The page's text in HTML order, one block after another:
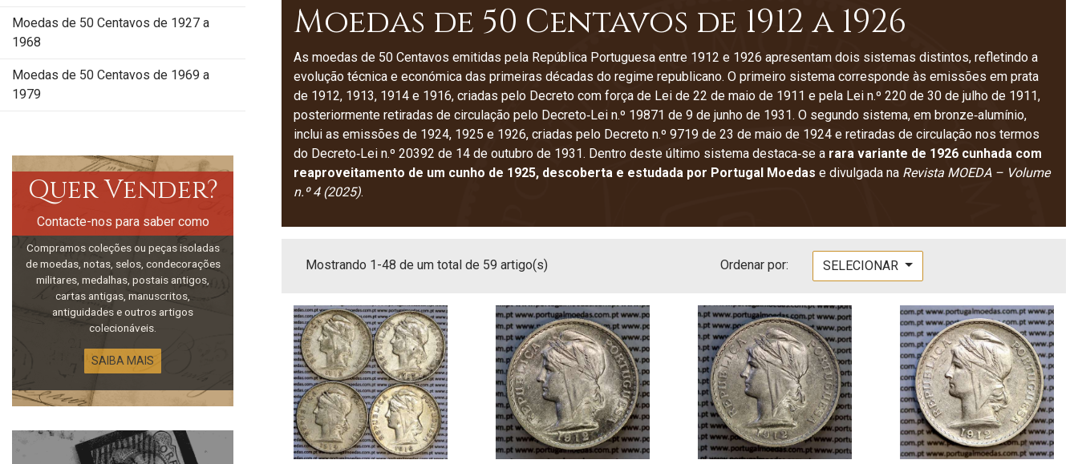
Moedas de 50 Centavos de 1927 a
1968
Moedas de 50 Centavos de 1969 a
1979
Quer Vender?
Contacte-nos para saber como
Compramos coleções ou peças isoladas
de moedas, notas, selos, condecorações
militares, medalhas, postais antigos,
cartas antigas, manuscritos,
antiguidades e outros artigos
colecionáveis.
SAIBA MAIS
Moedas de 50 Centavos de 1912 a 1926
As moedas de 50 Centavos emitidas pela República Portuguesa entre 1912 e 1926 apresentam dois sistemas distintos, refletindo a
evolução técnica e económica das primeiras décadas do regime republicano. O primeiro sistema corresponde às emissões em prata
de 1912, 1913, 1914 e 1916, criadas pelo Decreto com força de Lei de 22 de maio de 1911 e pela Lei n.º 220 de 30 de julho de 1911,
posteriormente retiradas de circulação pelo Decreto‑Lei n.º 19871 de 9 de junho de 1931. O segundo sistema, em bronze‑alumínio,
inclui as emissões de 1924, 1925 e 1926, criadas pelo Decreto n.º 9719 de 23 de maio de 1924 e retiradas de circulação nos termos
do Decreto‑Lei n.º 20392 de 14 de outubro de 1931. Dentro deste último sistema destaca‑se a rara variante de 1926 cunhada com
reaproveitamento de um cunho de 1925, descoberta e estudada por Portugal Moedas e divulgada na Revista MOEDA – Volume
n.º 4 (2025).
Mostrando 1-48 de um total de 59 artigo(s) Ordenar por: SELECIONAR